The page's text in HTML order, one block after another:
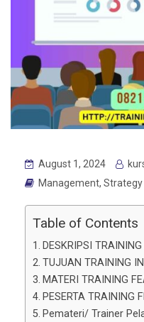
August 1, 2024
Management, Strategy
Table of Contents
DESKRIPSI
TUJUAN TRAINING
MATERI TRAINING
PESERTA TRAINING
Pemateri/ Trainer